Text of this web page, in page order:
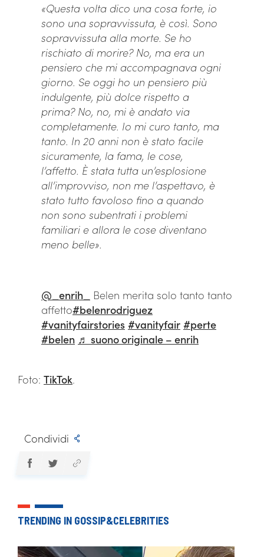
«Questa volta dico una cosa forte, io
sono una sopravvissuta, è così. Sono
sopravvissuta alla morte. Se ho
rischiato di morire? No, ma era un
pensiero che mi accompagnava ogni
giorno. Se oggi ho un pensiero più
indulgente, più dolce rispetto a
prima? No, no, mi è andato via
completamente. Io mi curo tanto, ma
tanto. In 20 anni non è stato facile
sicuramente, la fama, le cose,
l’affetto. È stata tutta un’esplosione
all’improvviso, non me l’aspettavo, è
stato tutto favoloso fino a quando
non sono subentrati i problemi
familiari e allora le cose diventano
meno belle».
@_enrih_
Belen merita solo tanto tanto
affetto#belenrodriguez
#vanityfairstories #vanityfair #perte
#belen ♬ suono originale – enrih
Foto: TikTok.
Condividi
TRENDING IN GOSSIP&CELEBRITIES